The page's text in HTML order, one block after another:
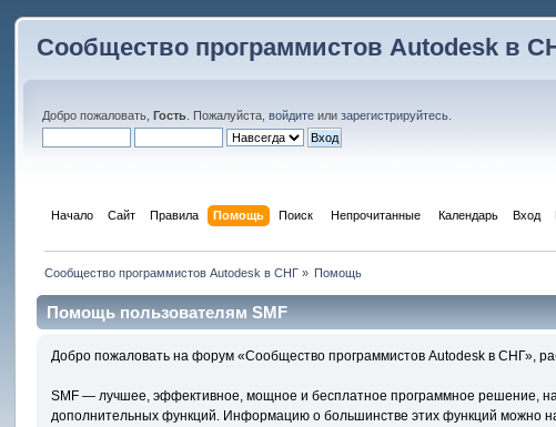
Сообщество программистов Autodesk в
Добро пожаловать,Гость . Пожалуйста,войдите илизарегистрируйтесь
Начало Сайт Правила Помощь Поиск Непрочитанные Календарь Вход
Сообщество программистов Autodesk в СНГ» Помощь
Помощь пользователям SMF
Добро пожаловать на форум «Сообщество программистов Autodesk в СНГ»,
SMF — лучшее, эффективное, мощное и бесплатное программное решение,
дополнительных функций. Информацию о большинстве этих функций можно